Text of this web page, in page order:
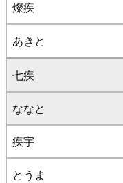
燦疾
あきと
七疾
ななと
疾宇
とうま